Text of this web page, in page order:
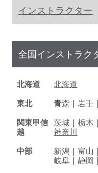
インストラクター
全国インストラク
北海道
北海道
東北
青森 | 岩手 |
関東甲信
越
茨城 | 栃木
神奈川
中部
新潟 | 富山 |
岐阜 | 静岡 |